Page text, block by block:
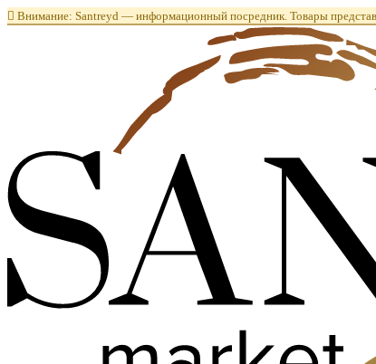
 Внимание: Santreyd — информационный посредник. Товары